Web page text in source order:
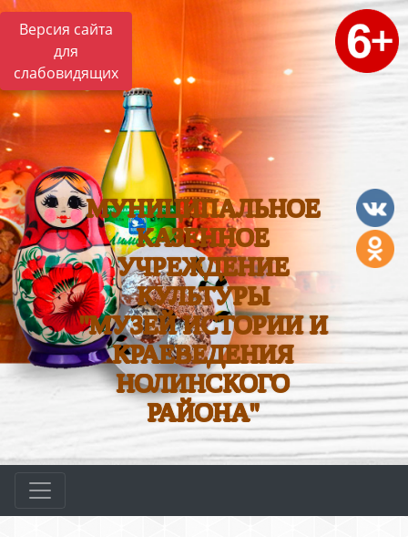
Версия сайта
для
слабовидящих
МУНИЦИПАЛЬНОЕ
КАЗЕННОЕ
УЧРЕЖДЕНИЕ
КУЛЬТУРЫ
"МУЗЕЙ ИСТОРИИ И
КРАЕВЕДЕНИЯ
НОЛИНСКОГО
РАЙОНА"